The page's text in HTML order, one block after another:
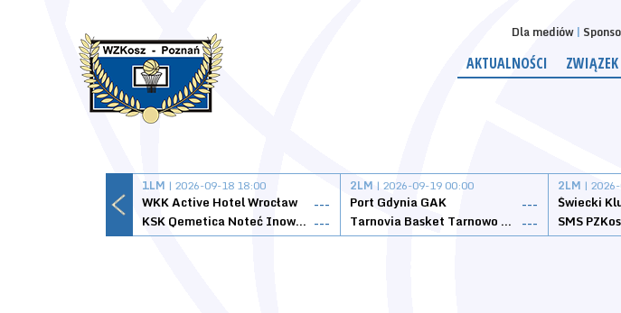
Dla mediów
AKTUALNOŚCI ZWIĄZEK
1LM | 2026-09-18 18:00
WKK Active Hotel Wrocław
---
KSK Qemetica Noteć Inowrocław ---
2LM | 2026-09-19 00:00
Port Gdynia GAK
---
Tarnovia Basket Tarnowo Podgórne ---
2LM |
Świecki
SMS